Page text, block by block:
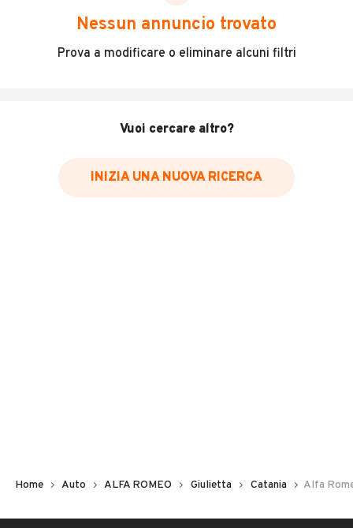
scegliere in modo trasparente e sicuro, come:
Incidenti in cui è stato coinvolto il veicolo
Data e luogo delle revisioni effettuate
Inserisci il numero di targa per verificare la disponibilità
Nessun annuncio trovato
Prova a modificare o eliminare alcuni filtri
Vuoi cercare altro?
INIZIA UNA NUOVA RICERCA
Home Auto ALFA ROMEO Giulietta Catania Alfa